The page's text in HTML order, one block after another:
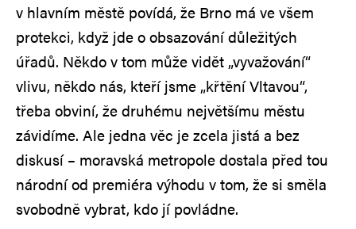
v hlavním městě povídá, že Brno má ve všem
protekci, když jde o obsazování důležitých
úřadů. Někdo v tom může vidět „vyvažování“
vlivu, někdo nás, kteří jsme „křtění Vltavou“,
třeba obviní, že druhému největšímu městu
závidíme. Ale jedna věc je zcela jistá a bez
diskusí – moravská metropole dostala před tou
národní od premiéra výhodu v tom, že si směla
svobodně vybrat, kdo jí povládne.